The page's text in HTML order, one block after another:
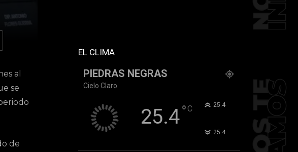
al
se
de
EL CLIMA
PIEDRAS NEGRAS
Cielo Claro
25.4°C 25.4
25.4